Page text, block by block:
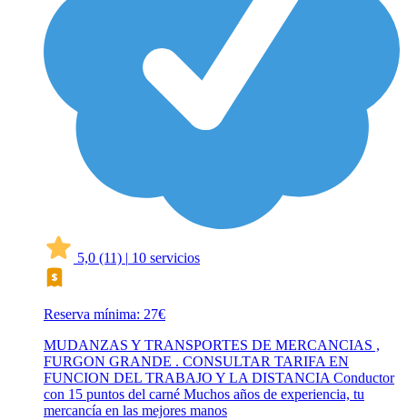
5,0 (11) | 10 servicios
Reserva mínima: 27€
MUDANZAS Y TRANSPORTES DE MERCANCIAS ,
FURGON GRANDE . CONSULTAR TARIFA EN
FUNCION DEL TRABAJO Y LA DISTANCIA Conductor
con 15 puntos del carné Muchos años de experiencia, tu
mercancía en las mejores manos